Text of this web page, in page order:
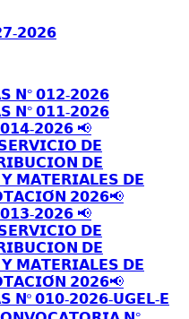
𝟮𝟬𝟮𝟲
𝗡° 𝟬𝟭𝟮-𝟮𝟬𝟮𝟲
𝗡° 𝟬𝟭𝟭-𝟮𝟬𝟮𝟲
𝟮𝟬𝟮𝟲 📢
𝗗𝗘
𝗗𝗘
𝗠𝗔𝗧𝗘𝗥𝗜𝗔𝗟𝗘𝗦 𝗗𝗘
𝟮𝟬𝟮𝟲📢
𝟮𝟬𝟮𝟲 📢
𝗗𝗘
𝗗𝗘
𝗠𝗔𝗧𝗘𝗥𝗜𝗔𝗟𝗘𝗦 𝗗𝗘
𝟮𝟬𝟮𝟲📢
𝗡º 𝟬𝟭𝟬-𝟮𝟬𝟮𝟲-𝗨𝗚𝗘𝗟-𝗘